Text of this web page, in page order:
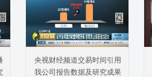
央视财经频道交易时间引用
我公司报告数据及研究成果